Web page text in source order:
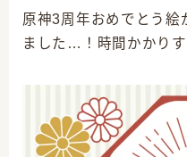
原神プレイ日記 4
原神3周年おめでとう絵
ました…！時間かかり